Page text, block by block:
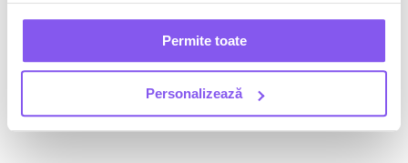
Permite toate
Personalizează
abonezi la Newsletter, promitem să
primești cele mai cool informații cu o
frecvență care ne va trimite în top-ul
preferințelor tale. 🙂We put SM in DSM.